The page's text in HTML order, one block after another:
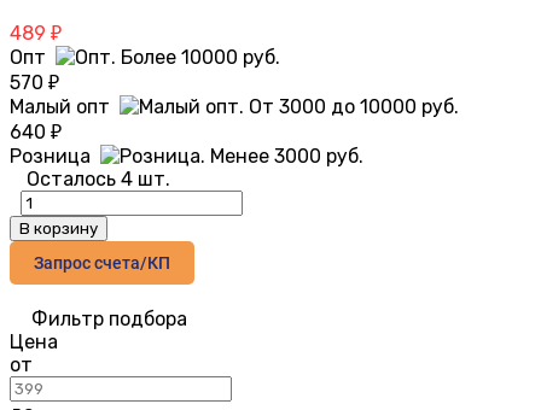
489 ₽
Опт
570 ₽
Малый опт
640 ₽
Розница
Осталось 4 шт.
В корзину
Запрос счета/КП
Фильтр подбора
Цена
от